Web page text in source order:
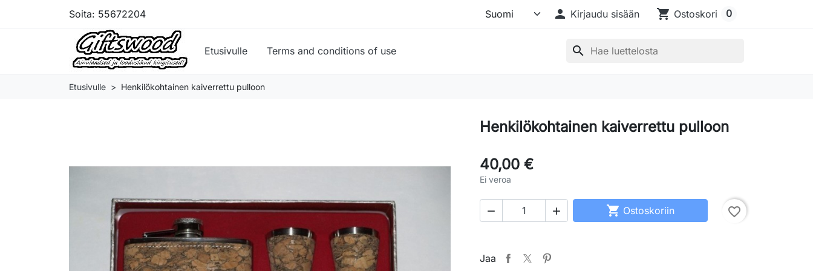
Soita: 55672204  Kirjaudu sisään shopping_cart Ostoskori 0
Etusivulle Terms and conditions of use search
Etusivulle Henkilökohtainen kaiverrettu pulloon
Henkilökohtainen kaiverrettu pulloon
40,00 €
Ei veroa
   Ostoskoriin favorite_border
Jaa